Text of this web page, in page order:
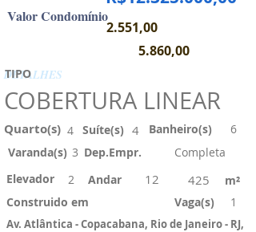
Valor Condomínio
2.551,00
DETALHES
TIPO
COBERTURA LINEAR
Quarto(s) 4 Suíte(s) 4 Banheiro(s)
6
Varanda(s) 3 Dep.Empr.
Completa
Elevador
2 Andar 12
Construido em
425
m²
Vaga(s)
1
Av. Atlântica - Copacabana, Rio de Janeiro - RJ,
5.860,00